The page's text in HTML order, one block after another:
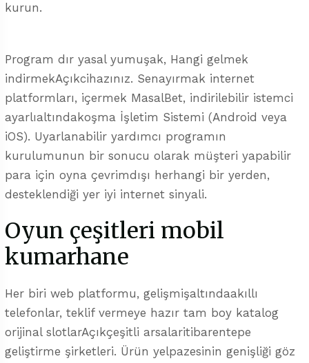
kurun.
Program dır yasal yumuşak, Hangi gelmek
indirmekAçıkcihazınız. Senayırmak internet
platformları, içermek MasalBet, indirilebilir istemci
ayarlıaltındakoşma İşletim Sistemi (Android veya
iOS). Uyarlanabilir yardımcı programın
kurulumunun bir sonucu olarak müşteri yapabilir
para için oyna çevrimdışı herhangi bir yerden,
desteklendiği yer iyi internet sinyali.
Oyun çeşitleri mobil
kumarhane
Her biri web platformu, gelişmişaltındaakıllı
telefonlar, teklif vermeye hazır tam boy katalog
orijinal slotlarAçıkçeşitli arsalaritibarentepe
geliştirme şirketleri. Ürün yelpazesinin genişliği göz